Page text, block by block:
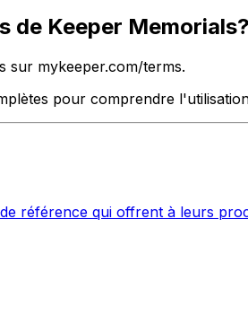
de Keeper Memorials?
sur mykeeper.com/terms.
pour comprendre
référence qui offrent à leurs